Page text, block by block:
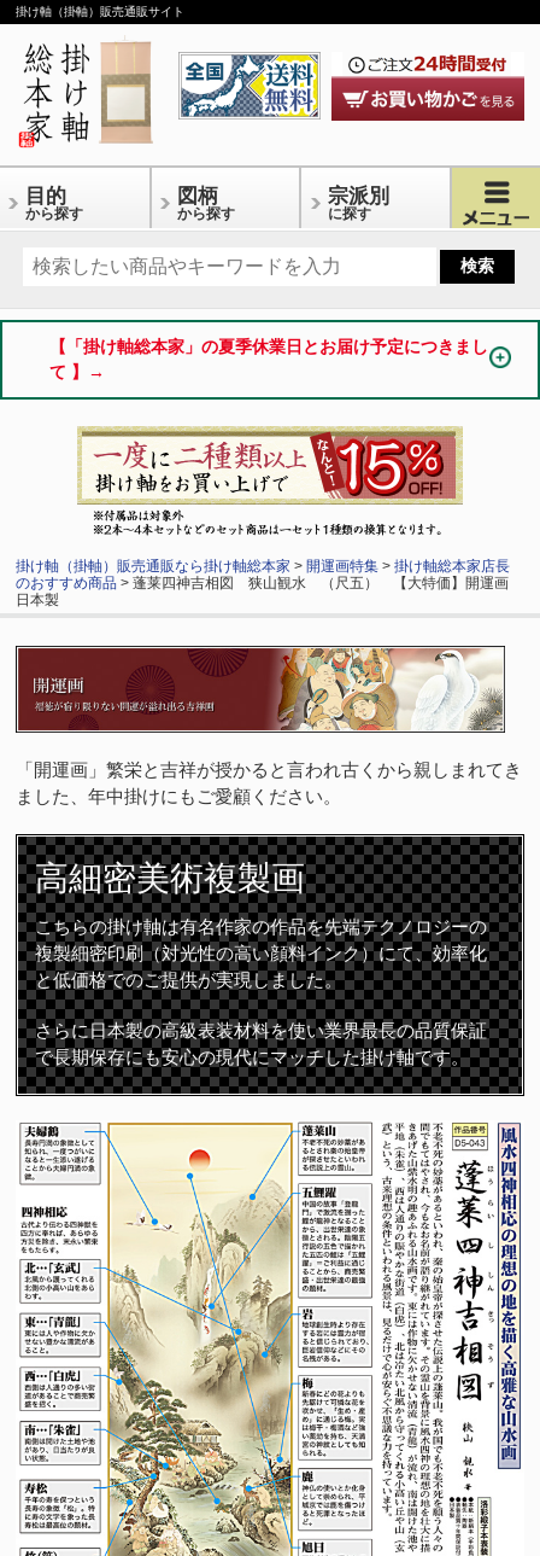
掛け軸（掛軸）販売通販サイト
目的
から探す
図柄
から探す
宗派別
に探す
【「掛け軸総本家」の夏季休業日とお届け予定につきまし
て 】→
掛け軸（掛軸）販売通販なら掛け軸総本家 > 開運画特集 >掛け軸総本家店長
のおすすめ商品 > 蓬莱四神吉相図 狭山観水 （尺五） 【大特価】開運画
日本製
「開運画」繁栄と吉祥が授かると言われ古くから親しまれてき
ました、年中掛けにもご愛顧ください。
高細密美術複製画
こちらの掛け軸は有名作家の作品を先端テクノロジーの
複製細密印刷（対光性の高い顔料インク）にて、効率化
と低価格でのご提供が実現しました。
さらに日本製の高級表装材料を使い業界最長の品質保証
で長期保存にも安心の現代にマッチした掛け軸です。